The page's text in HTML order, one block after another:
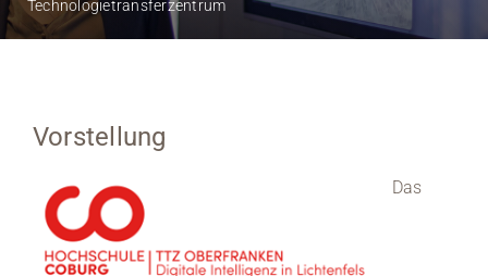
Medien
News
Veranstaltungen
Technologietransferzentrum
Vorstellung
Das